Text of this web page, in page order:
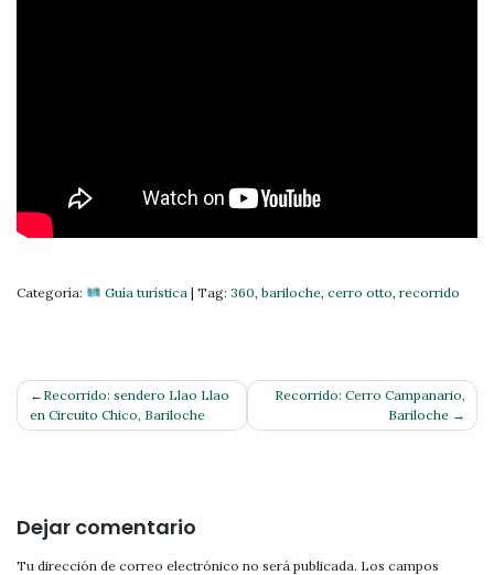
Categoría: Guía turística | Tag: 360, bariloche, cerro otto, recorrido
Navegación
de
Recorrido: sendero Llao Llao
en Circuito Chico, Bariloche
Recorrido: Cerro Campanario,
Bariloche
Dejar comentario
Tu dirección de correo electrónico no será publicada. Los campos